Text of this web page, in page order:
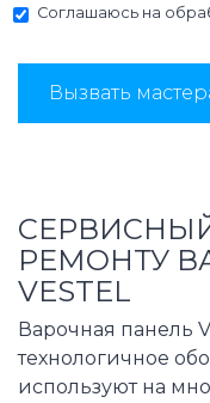
Соглашаюсь на
Вызвать
РЕМОНТУ
VESTEL
Варочная панель
технологичное
используют на